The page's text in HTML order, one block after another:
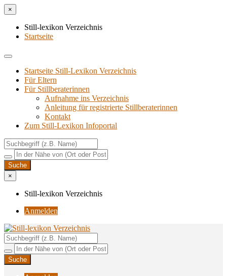
×
Still-lexikon Verzeichnis
Startseite
Startseite Still-Lexikon Verzeichnis
Für Eltern
Für Stillberaterinnen
Aufnahme ins Verzeichnis
Anlei­tung für regis­trier­te Stillberaterinnen
Kon­takt
Zum Still-Lexikon Infoportal
×
Still-lexikon Verzeichnis
Anmelden
Still-lexikon Verzeichnis
Unterstützungsangebote rund ums Stillen